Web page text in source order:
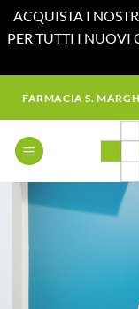
ACQUISTA I
PER TUTTI I NUOVI
FARMACIA S.